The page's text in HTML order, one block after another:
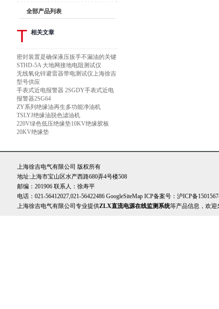
全部产品列表
T 相关文章
密封装置是确保液压扳手不漏油的关键
STHD-5A 大地网接地电阻测试仪
无线氧化锌避雷器带电测试仪上海徐吉
型号供应
手表式近电报警器 2SGDY手表式近电
报警器2SG64
ZY系列绝缘油再生多功能净油机
TSLYJ绝缘油脱色滤油机
220V绿色低压绝缘垫10KV绝缘胶板
20KV绝缘垫
上海徐吉电气有限公司 版权所有
地址:上海市宝山区水产西路680弄4号楼508
邮编：201906 联系人：徐寿平
电话：021-56412027,021-56422486 GoogleSiteMap ICP备案号： 沪ICP备
上海徐吉电气有限公司专业提供ZLX直流电源在线监测系统等产品信息，欢迎